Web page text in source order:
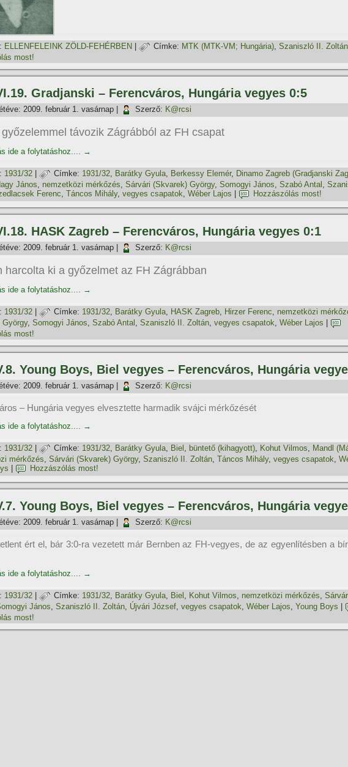
ELLENFELEINK ZÖLD-FEHÉRBEN Címke: MTK (MTK-VM; Hungária), Szaniszló II. Zoltán
most!
Gradjanski – Ferencváros, Hungária vegyes 0:5
2009. február 1. vasárnap Szerző: K@rcsi
távozik Zágrábból az FH csapat
ide a folytatáshoz.... →
1931/32 Címke: 1931/32, Barátky Gyula, Berkessy Elemér, Dinamo Zagreb (Gradjanski
János, nemzetközi mérkőzés, Sárvári (Skvarek) György, Somogyi János, Szabó Antal ,
Ferenc, Táncos Mihály, vegyes csapatok, Wéber Lajos Hozzászólás most!
HASK Zagreb – Ferencváros, Hungária vegyes 0:1
2009. február 1. vasárnap Szerző: K@rcsi
harcolta ki a győzelmet az FH Zágrábban
ide a folytatáshoz.... →
1931/32 Címke: 1931/32, Barátky Gyula, HASK Zagreb, Hirzer Ferenc, nemzetközi
György, Somogyi János, Szabó Antal , Szaniszló II. Zoltán, vegyes csapatok, Wéber Lajos
most!
Young Boys, Biel vegyes – Ferencváros, Hungária
2009. február 1. vasárnap Szerző: K@rcsi
– Hungária vegyes elvesztette harmadik svájci mérkőzését
ide a folytatáshoz.... →
1931/32 Címke: 1931/32, Barátky Gyula, Biel , büntető (kihagyott), Kohut Vilmos, Mandl
mérkőzés, Sárvári (Skvarek) György, Szaniszló II. Zoltán, Táncos Mihály, vegyes csapatok,
Hozzászólás most!
Young Boys, Biel vegyes – Ferencváros, Hungária
2009. február 1. vasárnap Szerző: K@rcsi
ért el, bár 3:0-ra vezetett már Bernben az FH-vegyes, de az egyenlí­tésben a
ide a folytatáshoz.... →
1931/32 Címke: 1931/32, Barátky Gyula, Biel , Kohut Vilmos, nemzetközi mérkőzés,
János, Szaniszló II. Zoltán, Újvári József, vegyes csapatok, Wéber Lajos, Young Boys
most!